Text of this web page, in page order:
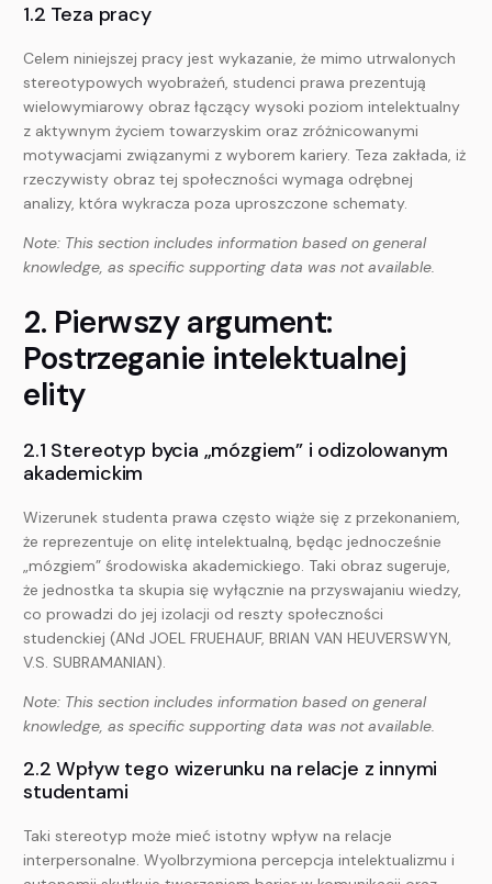
1.2 Teza pracy
Celem niniejszej pracy jest wykazanie, że mimo utrwalonych
stereotypowych wyobrażeń, studenci prawa prezentują
wielowymiarowy obraz łączący wysoki poziom intelektualny
z aktywnym życiem towarzyskim oraz zróżnicowanymi
motywacjami związanymi z wyborem kariery. Teza zakłada, iż
rzeczywisty obraz tej społeczności wymaga odrębnej
analizy, która wykracza poza uproszczone schematy.
Note: This section includes information based on general
knowledge, as specific supporting data was not available.
2. Pierwszy argument:
Postrzeganie intelektualnej
elity
2.1 Stereotyp bycia „mózgiem” i odizolowanym
akademickim
Wizerunek studenta prawa często wiąże się z przekonaniem,
że reprezentuje on elitę intelektualną, będąc jednocześnie
„mózgiem” środowiska akademickiego. Taki obraz sugeruje,
że jednostka ta skupia się wyłącznie na przyswajaniu wiedzy,
co prowadzi do jej izolacji od reszty społeczności
studenckiej (ANd JOEL FRUEHAUF, BRIAN VAN HEUVERSWYN,
V.S. SUBRAMANIAN).
Note: This section includes information based on general
knowledge, as specific supporting data was not available.
2.2 Wpływ tego wizerunku na relacje z innymi
studentami
Taki stereotyp może mieć istotny wpływ na relacje
interpersonalne. Wyolbrzymiona percepcja intelektualizmu i